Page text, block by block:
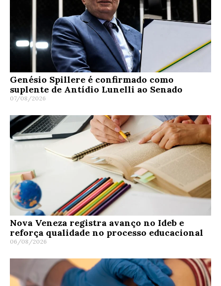
Genésio Spillere é confirmado como
suplente de Antídio Lunelli ao Senado
07/08/2026
Nova Veneza registra avanço no Ideb e
reforça qualidade no processo educacional
06/08/2026